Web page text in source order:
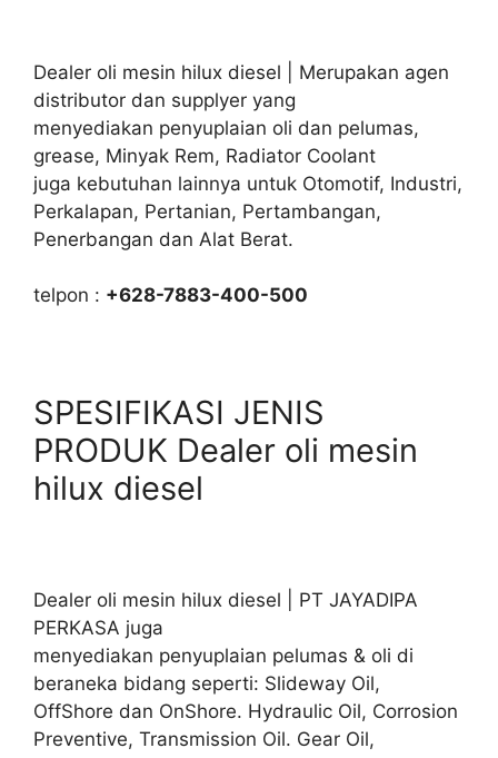
Dealer oli mesin hilux diesel | Merupakan agen
distributor dan supplyer yang
menyediakan penyuplaian oli dan pelumas,
grease, Minyak Rem, Radiator Coolant
juga kebutuhan lainnya untuk Otomotif, Industri,
Perkalapan, Pertanian, Pertambangan,
Penerbangan dan Alat Berat.
telpon : +628-7883-400-500
SPESIFIKASI JENIS
PRODUK Dealer oli mesin
hilux diesel
Dealer oli mesin hilux diesel | PT JAYADIPA
PERKASA juga
menyediakan penyuplaian pelumas & oli di
beraneka bidang seperti: Slideway Oil,
OffShore dan OnShore. Hydraulic Oil, Corrosion
Preventive, Transmission Oil. Gear Oil,